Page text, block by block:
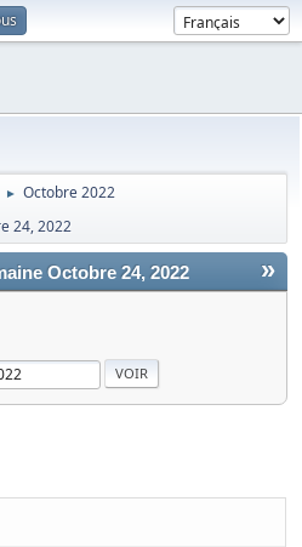
► Octobre 2022
24, 2022
»
Octobre 24, 2022